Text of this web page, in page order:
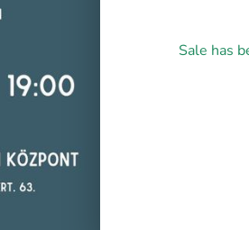
Sale has